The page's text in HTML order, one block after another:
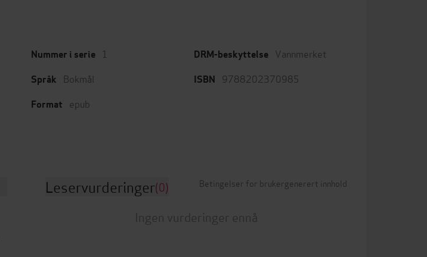
Nummer i serie 1
Språk Bokmål
Format epub
DRM-beskyttelse Vannmerket
ISBN 9788202370985
Leservurderinger(0) Betingelser for brukergenerert innhold
Ingen vurderinger ennå